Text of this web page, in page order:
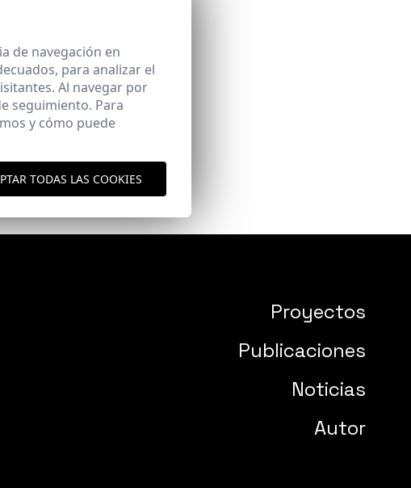
Proyectos
Publicaciones
Noticias
Autor
de navegación en
para analizar el
Al navegar por
seguimiento. Para
y cómo puede
TODAS LAS COOKIES